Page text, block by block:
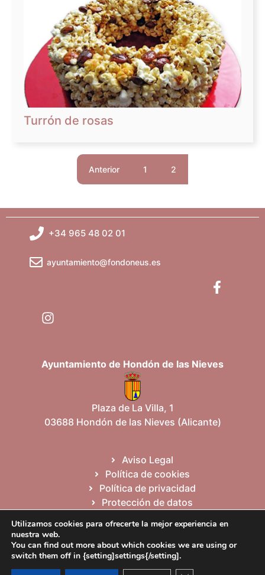
Turrón de rosas
Anterior 1 2
+34 965 48 02 01
ayuntamiento@fondoneus.es
Ayuntamiento de Hondón de las Nieves
Plaza de La Villa, 1
03688 Hondón de las Nieves (Alicante)
Aviso Legal
Política de cookies
Política de privacidad
Protección de datos
Utilizamos cookies para ofrecerte la mejor experiencia en
nuestra web.
You can find out more about which cookies we are using or
switch them off in {setting]settings{/setting].
Español Valencià